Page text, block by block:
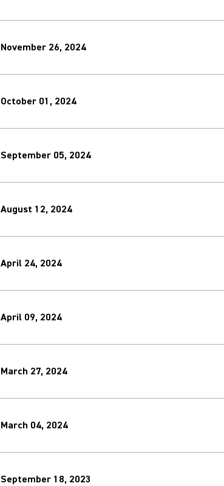
November 26, 2024
October 01, 2024
September 05, 2024
August 12, 2024
April 24, 2024
April 09, 2024
March 27, 2024
March 04, 2024
September 18, 2023